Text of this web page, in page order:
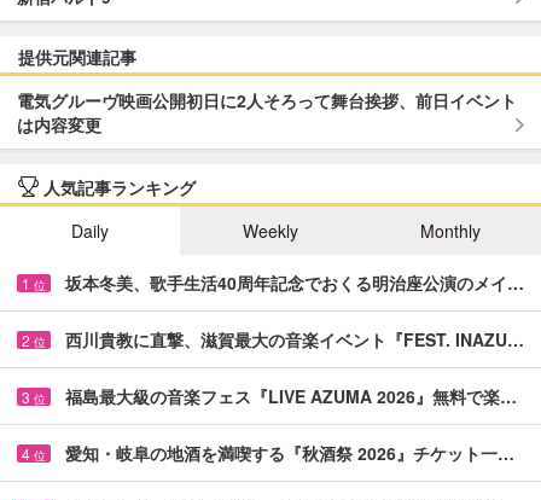
提供元関連記事
電気グルーヴ映画公開初日に2人そろって舞台挨拶、前日イベント
は内容変更
人気記事ランキング
Daily
Weekly Monthly
1 位 坂本冬美、歌手生活40周年記念でおくる明治座公演のメイ…
2 位 西川貴教に直撃、滋賀最大の音楽イベント『FEST. INAZU…
3 位 福島最大級の音楽フェス『LIVE AZUMA 2026』無料で楽…
4 位 愛知・岐阜の地酒を満喫する『秋酒祭 2026』チケット一…